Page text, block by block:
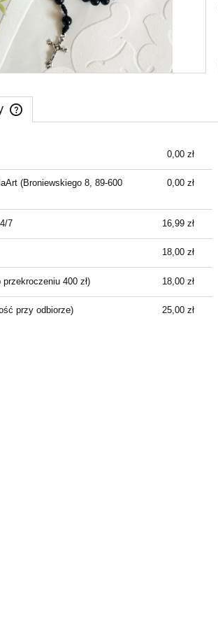
0,00 zł
(Broniewskiego 8, 89-600
0,00 zł
7 16,99 zł
18,00 zł
400 zł) 18,00 zł
przy odbiorze) 25,00 zł